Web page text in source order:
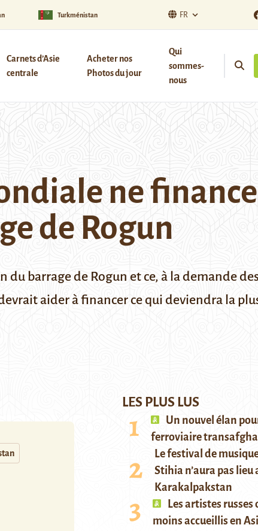
Turkménistan FR
Carnets d’Asie
centrale
Acheter nos
Photos du jour
Qui
sommes-
nous
ne
de Rogun
du barrage de Rogun et ce, à la demande
aider à financer ce qui deviendra la
LES PLUS LUS
Un nouvel élan
ferroviaire
Le festival de
Stihia n’aura pas lieu
Karakalpakstan
Les artistes russes
moins accueillis en